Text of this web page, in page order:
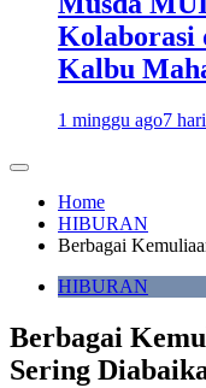
Kolaborasi
Kalbu
1 minggu ago7
Home
HIBURAN
Berbagai
HIBURAN
Berbagai
Sering